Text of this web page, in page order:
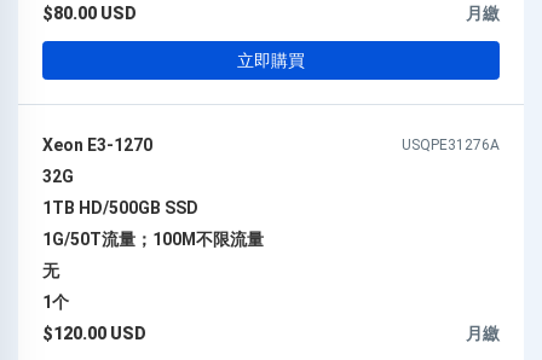
$80.00 USD
月繳
立即購買
Xeon E3-1270 USQPE31276A
32G
1TB HD/500GB SSD
1G/50T流量；100M不限流量
无
1个
$120.00 USD
月繳